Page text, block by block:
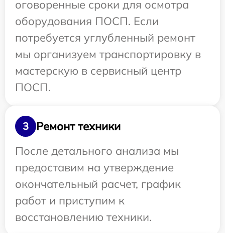
оговоренные сроки для осмотра
оборудования ПОСП. Если
потребуется углубленный ремонт
мы организуем транспортировку в
мастерскую в сервисный центр
ПОСП.
3
Ремонт техники
После детального анализа мы
предоставим на утверждение
окончательный расчет, график
работ и приступим к
восстановлению техники.